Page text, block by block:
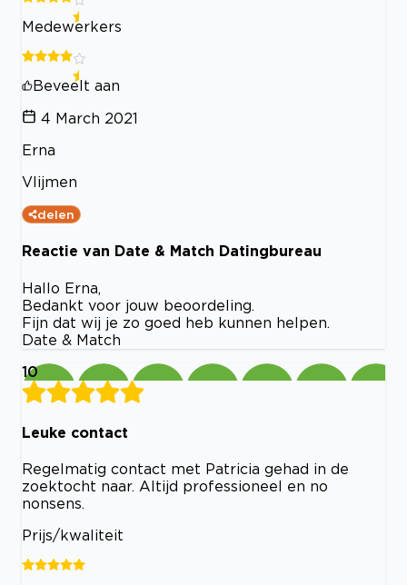
Medewerkers
Beveelt aan
4 March 2021
Erna
Vlijmen
delen
Reactie van Date & Match Datingbureau
Hallo Erna,
Bedankt voor jouw beoordeling.
Fijn dat wij je zo goed heb kunnen helpen.
Date & Match
10
Leuke contact
Regelmatig contact met Patricia gehad in de
zoektocht naar. Altijd professioneel en no
nonsens.
Prijs/kwaliteit